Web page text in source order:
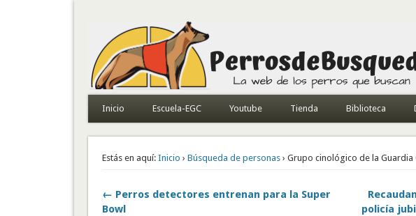
Todo sobre perros de búsqueda y detectores
Inicio Escuela-EGC Youtube Tienda Biblioteca
Estás en aquí: Inicio › Búsqueda de personas› Grupo cinológico de la
← Perros detectores entrenan para la Super
Bowl
policía